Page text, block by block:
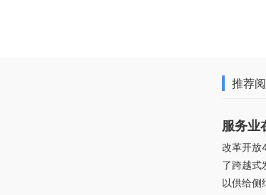
推荐
服务业
改革开放
了跨越式
以供给侧